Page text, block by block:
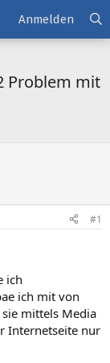
Anmelden
Problem mit
#1
ich
ich mit von
mittels Media
Internetseite nur